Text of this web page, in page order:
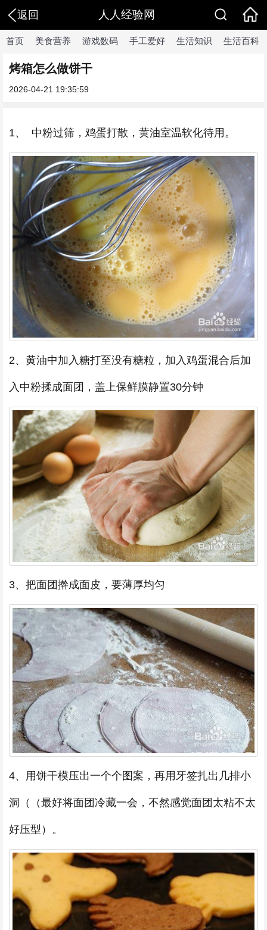
返回 人人经验网
首页 美食营养 游戏数码 手工爱好 生活知识 生活百科
烤箱怎么做饼干
2026-04-21 19:35:59
1、 中粉过筛，鸡蛋打散，黄油室温软化待用。
2、黄油中加入糖打至没有糖粒，加入鸡蛋混合后加
入中粉揉成面团，盖上保鲜膜静置30分钟
3、把面团擀成面皮，要薄厚均匀
4、用饼干模压出一个个图案，再用牙签扎出几排小
洞（（最好将面团冷藏一会，不然感觉面团太粘不太
好压型）。